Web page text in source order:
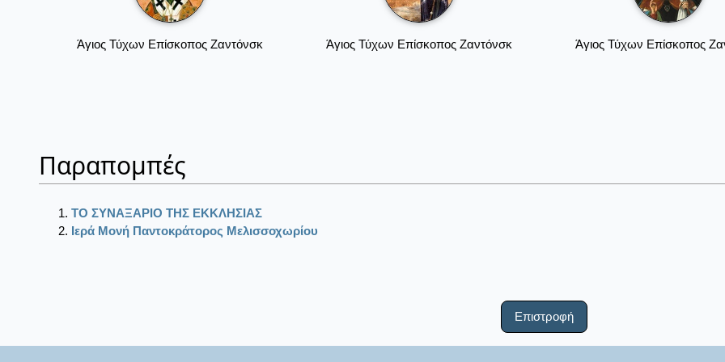
Άγιος Τύχων Επίσκοπος Ζαντόνσκ Άγιος Τύχων Επίσκοπος Ζαντόνσκ Άγιος Τύχων Επίσκοπος
Παραπομπές
ΤΟ ΣΥΝΑΞΑΡΙΟ ΤΗΣ ΕΚΚΛΗΣΙΑΣ
Ιερά Μονή Παντοκράτορος Μελισσοχωρίου
Επιστροφή